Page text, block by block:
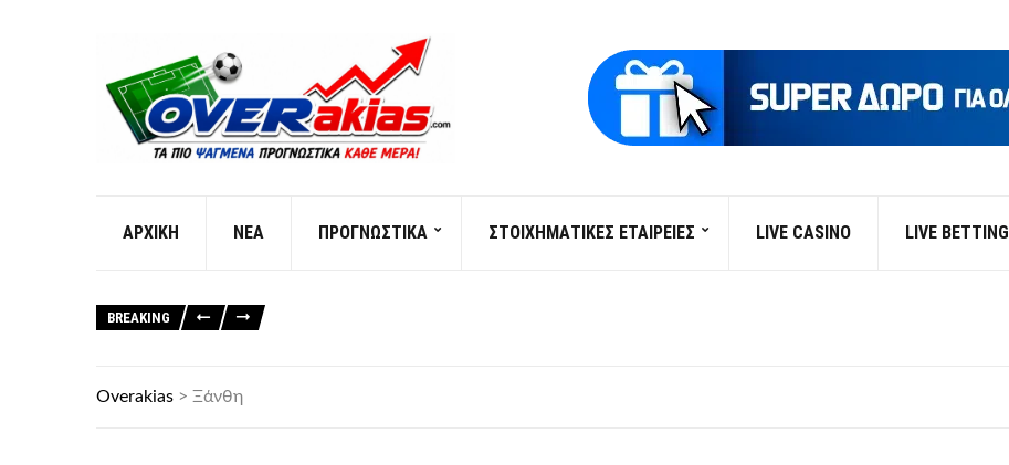
AΡXIKH ΝΕΑ ΠΡΟΓΝΩΣΤΙΚΑ ΣΤΟΙΧΗΜΑΤΙΚΕΣ ΕΤΑΙΡΕΙΕΣ LIVE CASINO LIVE BETTING
BREAKING
Overakias > Ξάνθη